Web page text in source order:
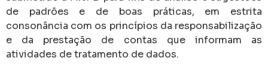
de padrões e de boas práticas, em estrita
consonância com os princípios da responsabilização
e da prestação de contas que informam as
atividades de tratamento de dados.